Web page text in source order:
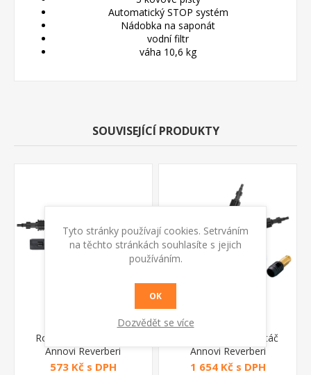
Automatický STOP systém
Nádobka na saponát
vodní filtr
váha 10,6 kg
SOUVISEJÍCÍ PRODUKTY
Rotační kartáč 41578
Annovi Reverberi
573 Kč s DPH
Podlahový mycí kartáč
Annovi Reverberi
1 654 Kč s DPH
Tyto stránky používají cookies. Setrváním
na těchto stránkách souhlasíte s jejich
používáním.
OK
Dozvědět se více